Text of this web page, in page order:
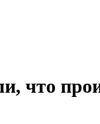
что